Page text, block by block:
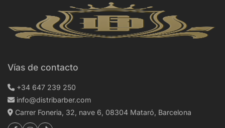
Vías de contacto
+34 647 239 250
info@distribarber.com
Carrer Foneria, 32, nave 6, 08304 Mataró, Barcelona